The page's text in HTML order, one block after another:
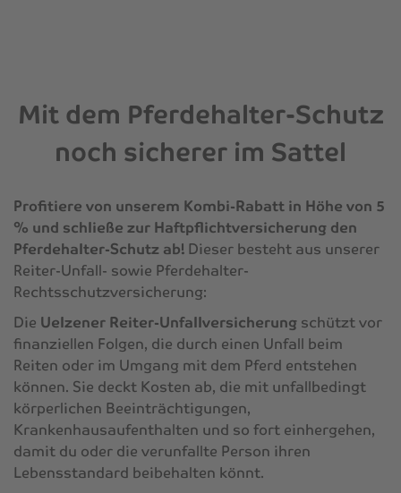
Mit dem Pferdehalter-Schutz
noch sicherer im Sattel
Profitiere von unserem Kombi-Rabatt in Höhe von 5
% und schließe zur Haftpflichtversicherung den
Pferdehalter-Schutz ab! Dieser besteht aus unserer
Reiter-Unfall- sowie Pferdehalter-
Rechtsschutzversicherung:
Die Uelzener Reiter-Unfallversicherung schützt vor
finanziellen Folgen, die durch einen Unfall beim
Reiten oder im Umgang mit dem Pferd entstehen
können. Sie deckt Kosten ab, die mit unfallbedingt
körperlichen Beeinträchtigungen,
Krankenhausaufenthalten und so fort einhergehen,
damit du oder die verunfallte Person ihren
Lebensstandard beibehalten könnt.